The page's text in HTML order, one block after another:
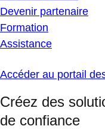
Devenir partenaire
Formation
Assistance
Accéder au portail
Créez des
de confiance